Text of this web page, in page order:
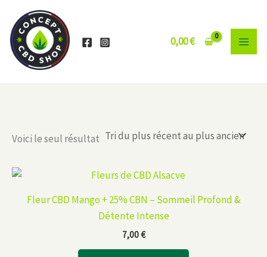
contenu
0,00€
Voici le seul résultat
Fleur CBD Mango + 25% CBN – Sommeil Profond &
Détente Intense
7,00€